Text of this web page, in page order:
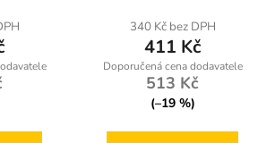
340 Kč bez DPH
411 Kč
513 Kč
(–19 %)